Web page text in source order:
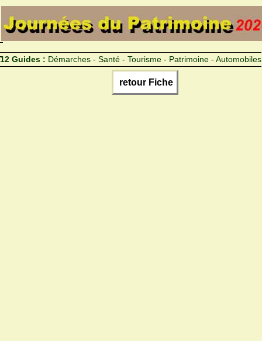
12 Guides : Démarches - Santé - Tourisme - Patrimoine - Automobiles
retour Fiche